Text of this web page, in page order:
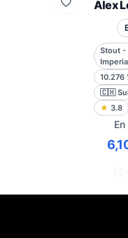
Alex
Stout -
10.276
🇨🇭
★ 3.8